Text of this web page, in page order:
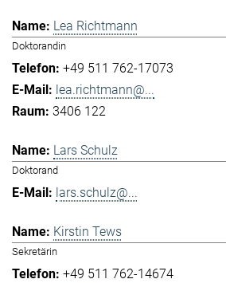
Lea Richtmann
Doktorandin
+49 511 762-17073
lea.richtmann@...
3406 122
Lars Schulz
Doktorand
lars.schulz@...
Kirstin Tews
Sekretärin
+49 511 762-14674